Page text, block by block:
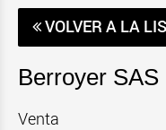
VOLVER A LA
Berroyer SAS
Venta